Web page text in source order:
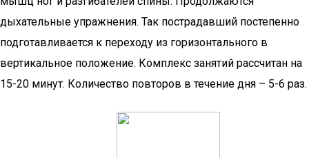
дыхательные упражнения. Так пострадавший постепенно
подготавливается к переходу из горизонтального в
вертикальное положение. Комплекс занятий рассчитан на
15-20 минут. Количество повторов в течение дня – 5-6 раз.